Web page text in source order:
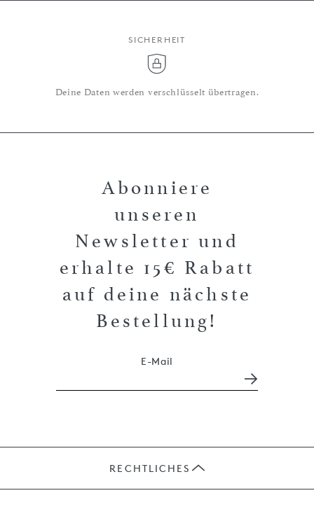
SICHERHEIT
Deine Daten werden verschlüsselt übertragen.
Abonniere
unseren
Newsletter und
erhalte 15€ Rabatt
auf deine nächste
Bestellung!
E-Mail
RECHTLICHES